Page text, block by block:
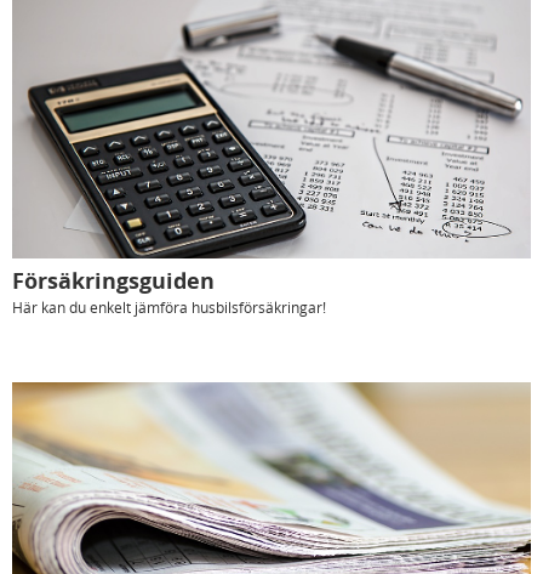
Försäkringsguiden
Här kan du enkelt jämföra husbilsförsäkringar!